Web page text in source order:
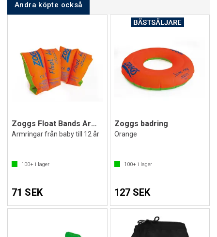
Andra köpte också
Zoggs Float Bands Armpuffar
Armringar från baby till 12 år
100+ i lager
71 SEK
Zoggs badring
Orange
100+i lager
127 SEK